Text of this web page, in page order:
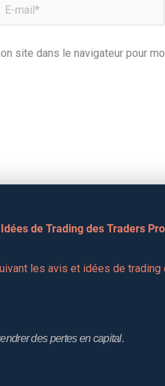
site dans le navigateur pour
de Trading des Traders Pro
les avis et idées de
des pertes en capital.